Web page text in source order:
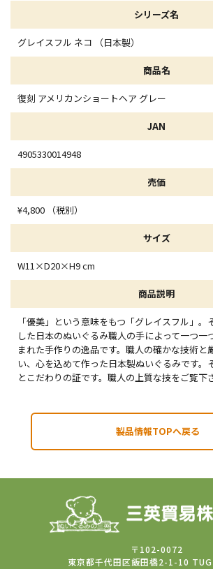
シリーズ名
グレイスフル ネコ （日本製）
商品名
復刻 アメリカンショートヘア グレー
JAN
4905330014948
売価
¥4,800 （税別）
サイズ
W11×D20×H9 cm
商品説明
「優美」という意味をもつ「グレイスフル」。
した日本のぬいぐるみ職人の手によって一つ一
まれた手作りの逸品です。職人の確かな技術と
い、心を込めて作った日本製ぬいぐるみです。
とこだわりの証です。職人の上質な技をご覧下
製品情報TOPへ戻る
〒102-0072
東京都千代田区飯田橋2-1-10